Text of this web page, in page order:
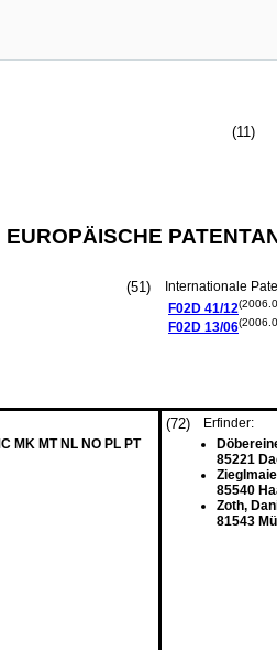
(11)
EUROPÄISCHE
(51)
Internationale
F02D 41/12
F02D 13/06
MK MT NL NO PL PT
(72)
Erfinder:
85221
85540
Zoth,
81543